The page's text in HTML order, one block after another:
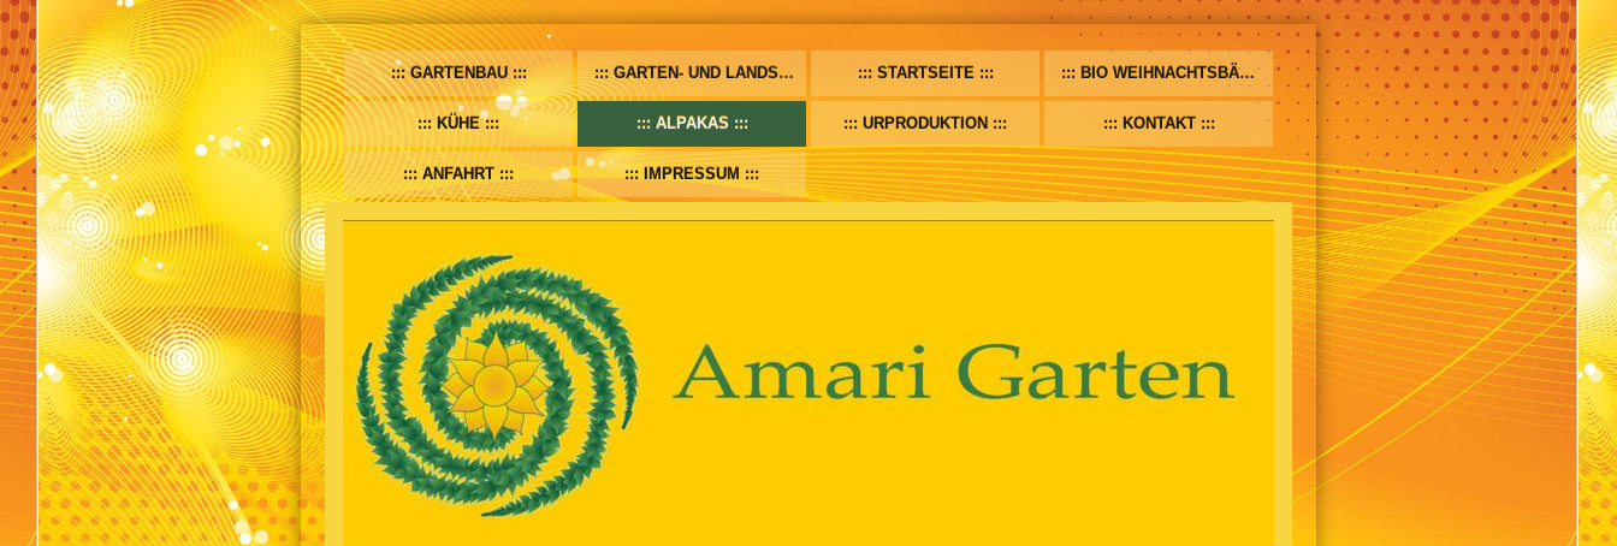
GARTENBAU GARTEN- UND LANDSCHAFTSBAUGARTENBAU STARTSEITE BIO WEIHNACHTSBÄUME
KÜHE ALPAKAS URPRODUKTION KONTAKT
ANFAHRT IMPRESSUM